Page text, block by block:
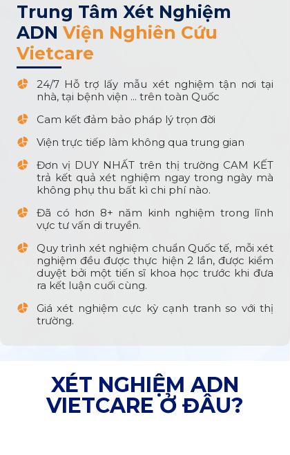
Trung Tâm Xét Nghiệm
ADN Viện Nghiên Cứu
Vietcare
24/7 Hỗ trợ lấy mẫu xét nghiệm tận nơi tại
nhà, tại bệnh viện ... trên toàn Quốc
Cam kết đảm bảo pháp lý trọn đời
Viện trực tiếp làm không qua trung gian
Đơn vị DUY NHẤT trên thị trường CAM KẾT
trả kết quả xét nghiệm ngay trong ngày mà
không phụ thu bất kì chi phí nào.
Đã có hơn 8+ năm kinh nghiệm trong lĩnh
vực tư vấn di truyền.
Quy trình xét nghiệm chuẩn Quốc tế, mỗi xét
nghiệm đều được thực hiện 2 lần, được kiểm
duyệt bởi một tiến sĩ khoa học trước khi đưa
ra kết luận cuối cùng.
Giá xét nghiệm cực kỳ cạnh tranh so với thị
trường.
XÉT NGHIỆM ADN
VIETCARE Ở ĐÂU?